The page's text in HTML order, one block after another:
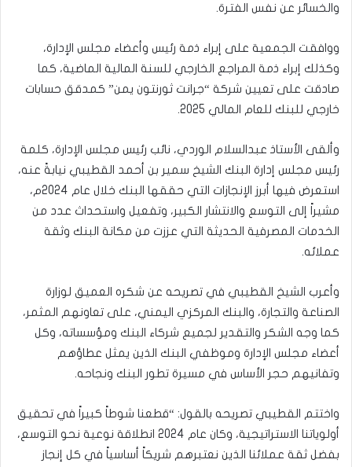
والخسائر عن نفس الفترة.
ووافقت الجمعية على إبراء ذمة رئيس وأعضاء مجلس الإدارة،
وكذلك إبراء ذمة المراجع الخارجي للسنة المالية الماضية، كما
صادقت على تعيين شركة “جرانت ثورنتون يمن” كمدقق حسابات
خارجي للبنك للعام المالي 2025.
وألقى الأستاذ عبدالسلام الوردي، نائب رئيس مجلس الإدارة، كلمة
رئيس مجلس إدارة البنك الشيخ سمير بن أحمد القطيبي نيابةً عنه،
استعرض فيها أبرز الإنجازات التي حققها البنك خلال عام 2024م،
مشيراً إلى التوسع والانتشار الكبير، وتفعيل واستحداث عدد من
الخدمات المصرفية الحديثة التي عززت من مكانة البنك وثقة
عملائه.
وأعرب الشيخ القطيبي في تصريحه عن شكره العميق لوزارة
الصناعة والتجارة، والبنك المركزي اليمني، على تعاونهم المثمر،
كما وجه الشكر والتقدير لجميع شركاء البنك ومؤسساته، وكل
أعضاء مجلس الإدارة وموظفي البنك الذين يمثل عطاؤهم
وتفانيهم حجر الأساس في مسيرة تطور البنك ونجاحه.
واختتم القطيبي تصريحه بالقول: “قطعنا شوطاً كبيراً في تحقيق
أولوياتنا الاستراتيجية، وكان عام 2024 انطلاقة نوعية نحو التوسع،
بفضل ثقة عملائنا الذين نعتبرهم شريكاً أساسياً في كل إنجاز